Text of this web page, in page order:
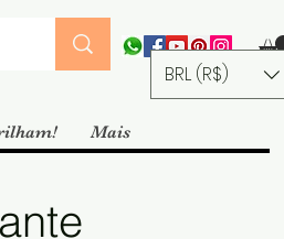
BRL (R$)
Mais